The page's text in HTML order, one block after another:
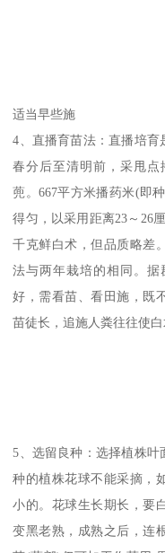
适当早些施
4、直播育苗法：直播培
春分后至清明前，采甩
蔸。667平方米播药米(即
得匀，以采用距离23～26
千克鲜白术，但品质略差
法与两年栽培的相同。
好，需看苗、看田施，既
苗徒长，追施人粪往往使
5、选留良种：选择植株
种的植株花球不能采摘，
小的。花球生长期长，要
变黑老熟，成熟之后，连